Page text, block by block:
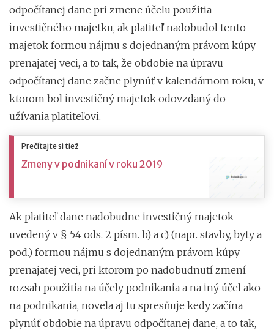
odpočítanej dane pri zmene účelu použitia
investičného majetku, ak platiteľ nadobudol tento
majetok formou nájmu s dojednaným právom kúpy
prenajatej veci, a to tak, že obdobie na úpravu
odpočítanej dane začne plynúť v kalendárnom roku, v
ktorom bol investičný majetok odovzdaný do
užívania platiteľovi.
Prečítajte si tiež
Zmeny v podnikaní v roku 2019
Ak platiteľ dane nadobudne investičný majetok
uvedený v § 54 ods. 2 písm. b) a c) (napr. stavby, byty a
pod.) formou nájmu s dojednaným právom kúpy
prenajatej veci, pri ktorom po nadobudnutí zmení
rozsah použitia na účely podnikania a na iný účel ako
na podnikania, novela aj tu spresňuje kedy začína
plynúť obdobie na úpravu odpočítanej dane, a to tak,